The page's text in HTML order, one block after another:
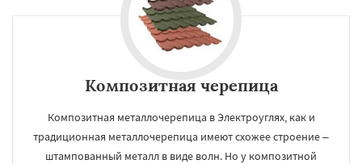
Композитная черепица
Композитная металлочерепица в Электроуглях, как и
традиционная металлочерепица имеют схожее строение –
штампованный металл в виде волн. Но у композитной